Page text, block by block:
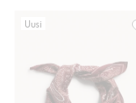
Uusi